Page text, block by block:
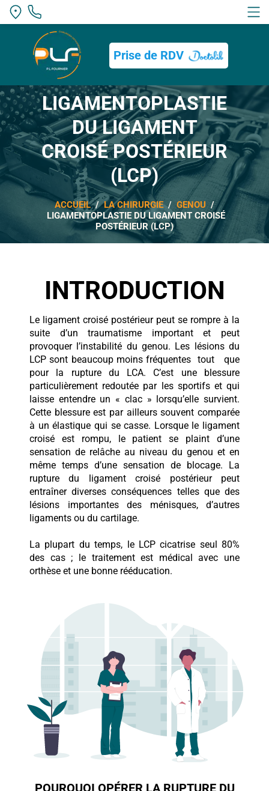
Prise de RDV
LIGAMENTOPLASTIE
DU LIGAMENT
CROISÉ POSTÉRIEUR
(LCP)
ACCUEIL/LA CHIRURGIE/ GENOU /
LIGAMENTOPLASTIE DU LIGAMENT CROISÉ
POSTÉRIEUR (LCP)
INTRODUCTION
Le ligament croisé postérieur peut se rompre à la
suite d’un traumatisme important et peut
provoquer l’instabilité du genou. Les lésions du
LCP sont beaucoup moins fréquentes tout que
pour la rupture du LCA. C’est une blessure
particulièrement redoutée par les sportifs et qui
laisse entendre un « clac » lorsqu’elle survient.
Cette blessure est par ailleurs souvent comparée
à un élastique qui se casse. Lorsque le ligament
croisé est rompu, le patient se plaint d’une
sensation de relâche au niveau du genou et en
même temps d’une sensation de blocage. La
rupture du ligament croisé postérieur peut
entraîner diverses conséquences telles que des
lésions importantes des ménisques, d’autres
ligaments ou du cartilage.
La plupart du temps, le LCP cicatrise seul 80%
des cas ; le traitement est médical avec une
orthèse et une bonne rééducation.
POURQUOI OPÉRER LA RUPTURE DU